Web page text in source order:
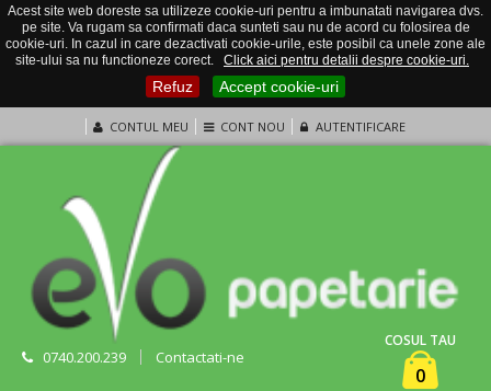
Acest site web doreste sa utilizeze cookie-uri pentru a imbunatati navigarea dvs.
pe site. Va rugam sa confirmati daca sunteti sau nu de acord cu folosirea de
cookie-uri. In cazul in care dezactivati cookie-urile, este posibil ca unele zone ale
site-ului sa nu functioneze corect.
Click aici pentru detalii despre cookie-uri.
Refuz Accept cookie-uri
CONTUL MEU CONT NOU AUTENTIFICARE
0740.200.239 Contactati-ne
COSUL TAU
0